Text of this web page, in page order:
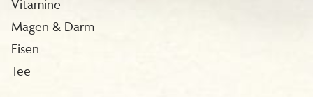
Vitamine
Magen & Darm
Eisen
Tee